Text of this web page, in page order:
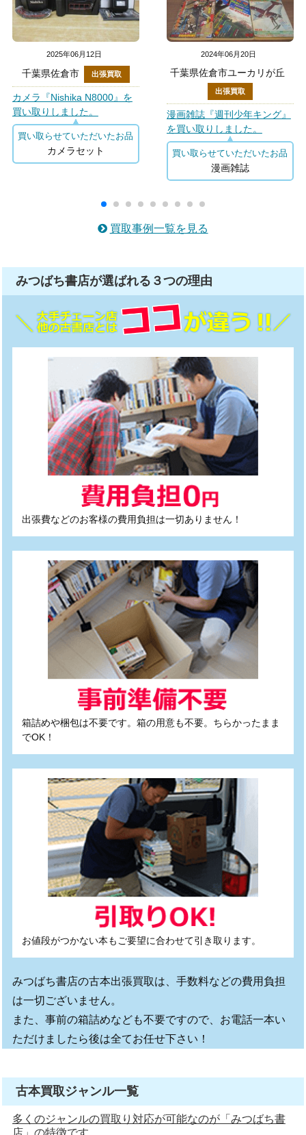
2025年06月12日
千葉県佐倉市 出張買取
カメラ『Nishika N8000』を
買い取りしました。
買い取らせていただいたお品
カメラセット
2024年06月20日
千葉県佐倉市ユーカリが丘
出張買取
漫画雑誌『週刊少年キング』
を買い取りしました。
買い取らせていただいたお品
漫画雑誌
買取事例一覧を見る
みつばち書店が選ばれる ３つの理由
出張費などのお客様の費用負担は一切ありません！
箱詰めや梱包は不要です。箱の用意も不要。ちらかったまま
でOK！
お値段がつかない本もご要望に合わせて引き取ります。
みつばち書店の古本出張買取は、手数料などの費用負担
は一切ございません。
また、事前の箱詰めなども不要ですので、お電話一本い
ただけましたら後は全てお任せ下さい！
古本買取ジャンル一覧
多くのジャンルの買取り対応が可能なのが「みつばち書
店」の特徴です。